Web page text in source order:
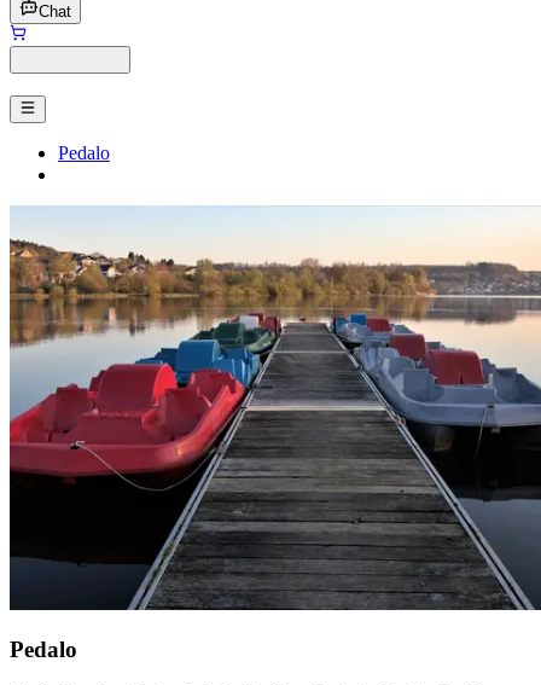
Chat
Pedalo
Pedalo